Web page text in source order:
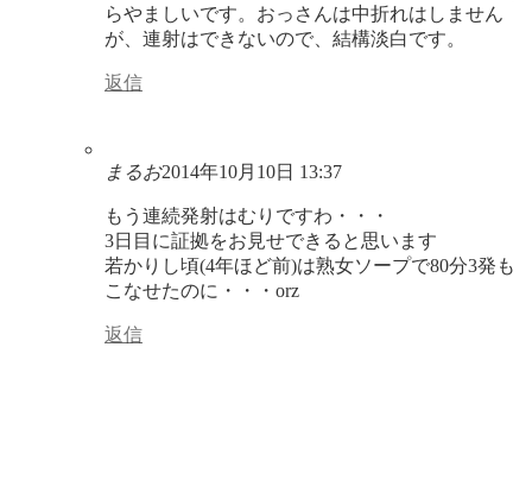
らやましいです。おっさんは中折れはしません
が、連射はできないので、結構淡白です。
返信
まるお2014年10月10日 13:37
もう連続発射はむりですわ・・・
3日目に証拠をお見せできると思います
若かりし頃(4年ほど前)は熟女ソープで80分3発も
こなせたのに・・・orz
返信